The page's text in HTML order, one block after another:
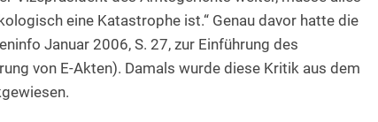
eine Katastrophe ist.“ Genau davor hatte die
Januar 2006, S. 27, zur Einführung des
von E-Akten). Damals wurde diese Kritik aus dem